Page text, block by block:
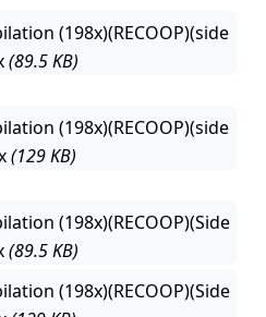
(198x)(RECOOP)(side
(89.5 KB)
(198x)(RECOOP)(side
(129 KB)
(198x)(RECOOP)(Side
(89.5 KB)
(198x)(RECOOP)(Side